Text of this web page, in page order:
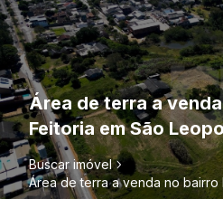
Área de terra a
Feitoria em São
Buscar imóvel
Área de terra a venda no bairro